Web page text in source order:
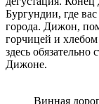
Бургундии, где
города. Дижон,
горчицей и
здесь
Дижоне.
Винная